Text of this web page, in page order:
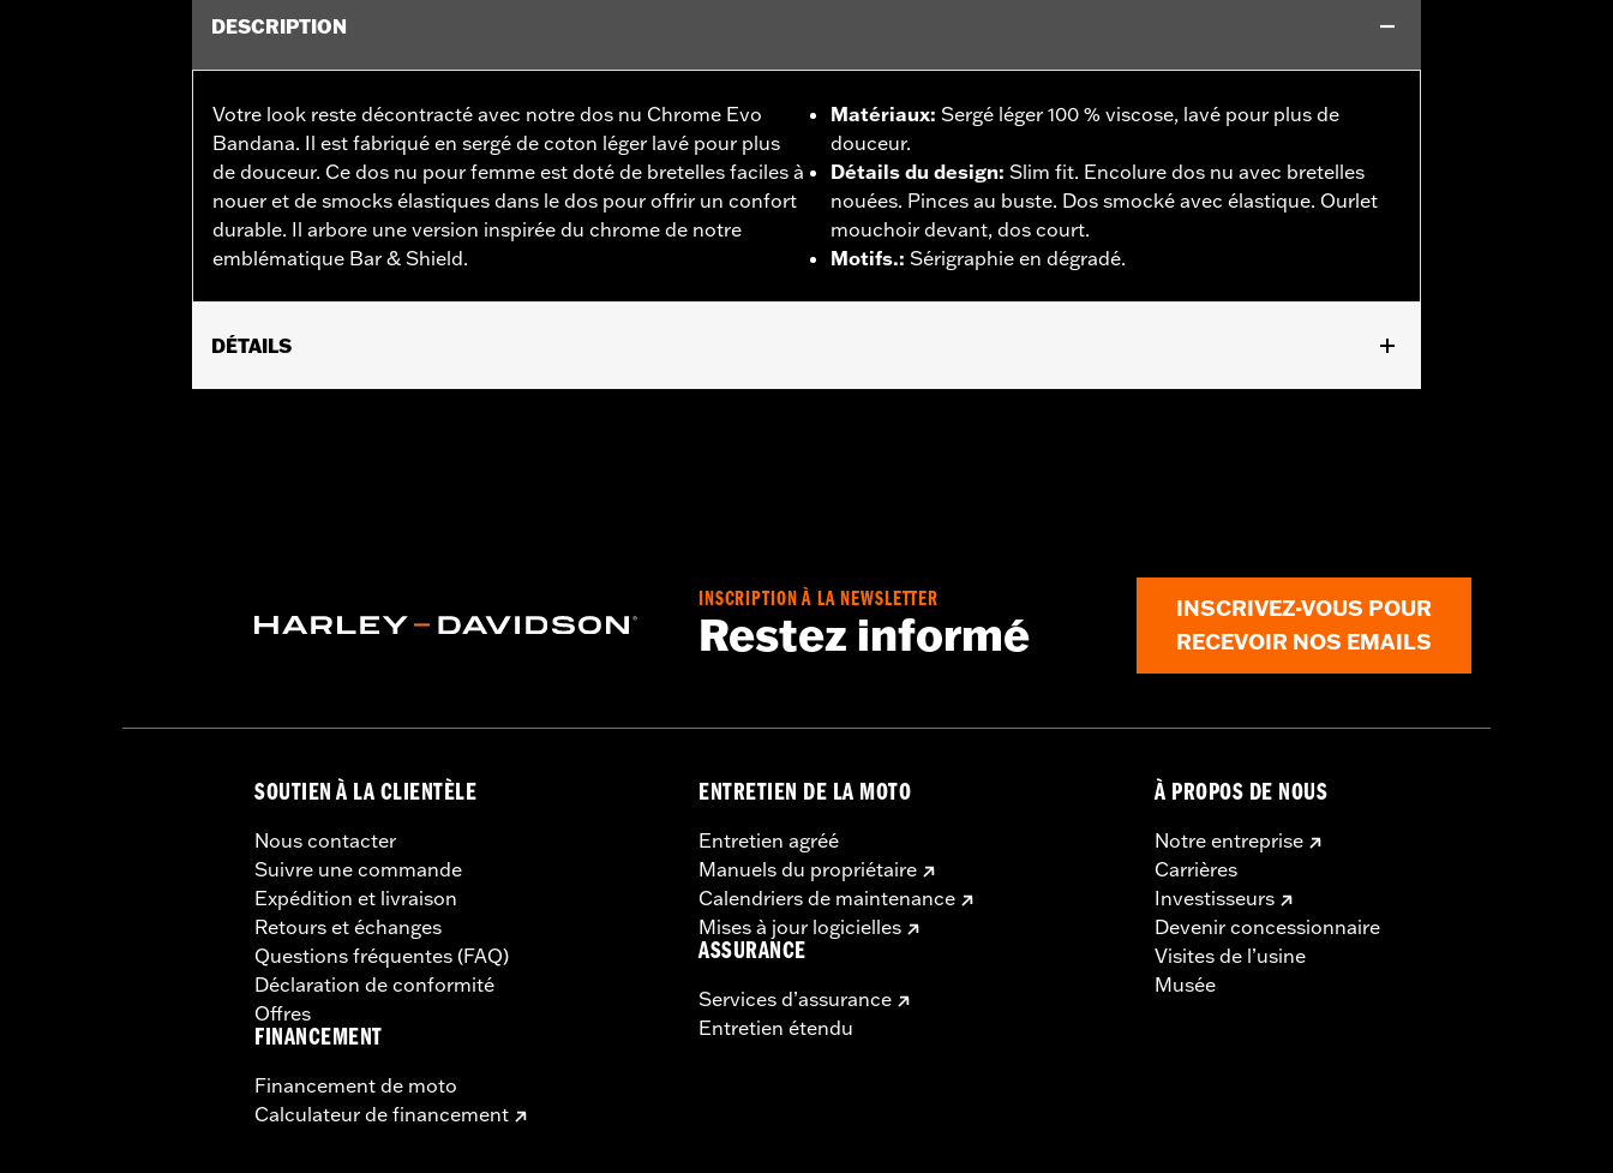
DESCRIPTION
Votre look reste décontracté avec notre dos nu Chrome Evo
Bandana. Il est fabriqué en sergé de coton léger lavé pour plus
de douceur. Ce dos nu pour femme est doté de bretelles faciles à
nouer et de smocks élastiques dans le dos pour offrir un confort
durable. Il arbore une version inspirée du chrome de notre
emblématique Bar & Shield.
Matériaux: Sergé léger 100 % viscose, lavé pour plus de
douceur.
Détails du design: Slim fit. Encolure dos nu avec bretelles
nouées. Pinces au buste. Dos smocké avec élastique. Ourlet
mouchoir devant, dos court.
Motifs.: Sérigraphie en dégradé.
DÉTAILS
INSCRIPTION À LA NEWSLETTER
Restez informé
INSCRIVEZ-VOUS POUR
RECEVOIR NOS EMAILS
SOUTIEN À LA CLIENTÈLE
Nous contacter
Suivre une commande
Expédition et livraison
Retours et échanges
Questions fréquentes (FAQ)
Déclaration de conformité
Offres
FINANCEMENT
Financement de moto
Calculateur de financement
ENTRETIEN DE LA MOTO
Entretien agréé
Manuels du propriétaire
Calendriers de maintenance
Mises à jour logicielles
ASSURANCE
Services d’assurance
Entretien étendu
À PROPOS DE NOUS
Notre entreprise
Carrières
Investisseurs
Devenir concessionnaire
Visites de l’usine
Musée